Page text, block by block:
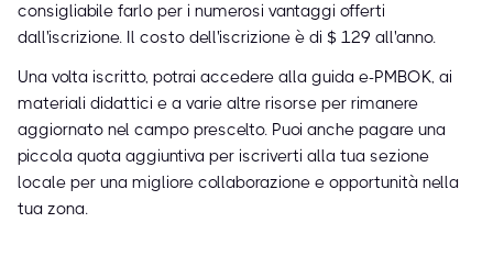
consigliabile farlo per i numerosi vantaggi offerti
dall'iscrizione. Il costo dell'iscrizione è di $ 129 all'anno.
Una volta iscritto, potrai accedere alla guida e-PMBOK, ai
materiali didattici e a varie altre risorse per rimanere
aggiornato nel campo prescelto. Puoi anche pagare una
piccola quota aggiuntiva per iscriverti alla tua sezione
locale per una migliore collaborazione e opportunità nella
tua zona.